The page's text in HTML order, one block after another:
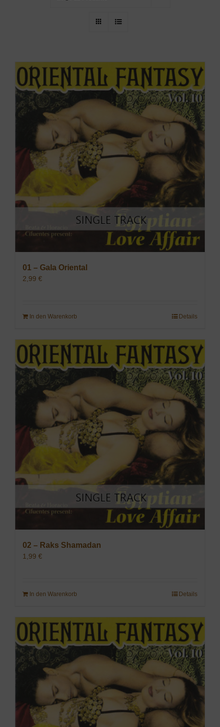
01 – Gala Oriental
2,99 €
In den Warenkorb Details
02 – Raks Shamadan
1,99 €
In den Warenkorb Details